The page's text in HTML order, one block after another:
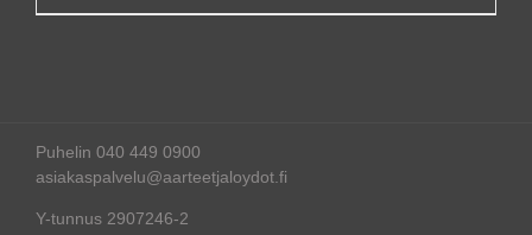
Puhelin 040 449 0900
asiakaspalvelu@aarteetjaloydot.fi
Y-tunnus 2907246-2